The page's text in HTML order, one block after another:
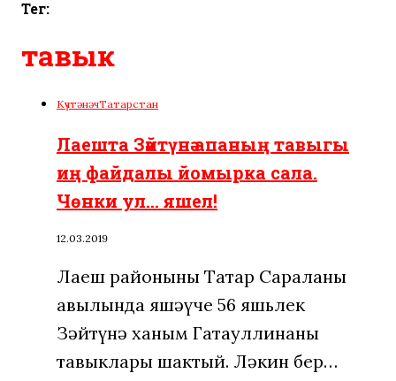
Тег:
тавык
КүчтәнәчТатарстан
Лаешта Зәйтүнә апаның тавыгы
иң файдалы йомырка сала.
Чөнки ул… яшел!
12.03.2019
Лаеш районының Татар Сараланы
авылында яшәүче 56 яшьлек
Зәйтүнә ханым Гатауллинаның
тавыклары шактый. Ләкин бер…